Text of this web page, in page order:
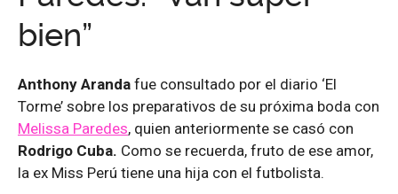
bien”
Anthony Aranda fue consultado por el diario ‘El
Torme’ sobre los preparativos de su próxima boda con
Melissa Paredes, quien anteriormente se casó con
Rodrigo Cuba. Como se recuerda, fruto de ese amor,
la ex Miss Perú tiene una hija con el futbolista.